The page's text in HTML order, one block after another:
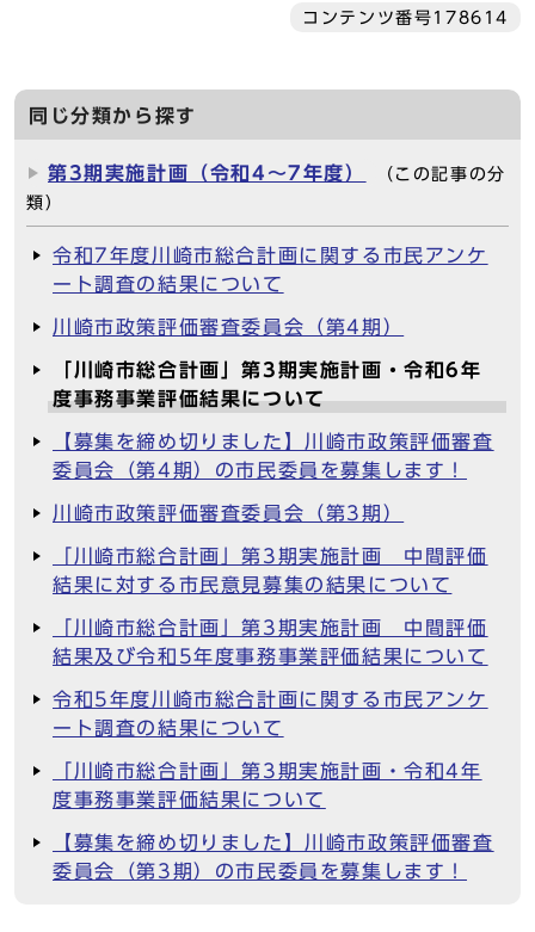
コンテンツ番号178614
同じ分類から探す
第3期実施計画（令和4～7年度）
（この記事の分
類）
令和7年度川崎市総合計画に関する市民アンケ
ート調査の結果について
川崎市政策評価審査委員会（第4期）
「川崎市総合計画」第3期実施計画・令和6年
度事務事業評価結果について
【募集を締め切りました】川崎市政策評価審査
委員会（第4期）の市民委員を募集します！
川崎市政策評価審査委員会（第3期）
「川崎市総合計画」第3期実施計画 中間評価
結果に対する市民意見募集の結果について
「川崎市総合計画」第3期実施計画 中間評価
結果及び令和5年度事務事業評価結果について
令和5年度川崎市総合計画に関する市民アンケ
ート調査の結果について
「川崎市総合計画」第3期実施計画・令和4年
度事務事業評価結果について
【募集を締め切りました】川崎市政策評価審査
委員会（第3期）の市民委員を募集します！